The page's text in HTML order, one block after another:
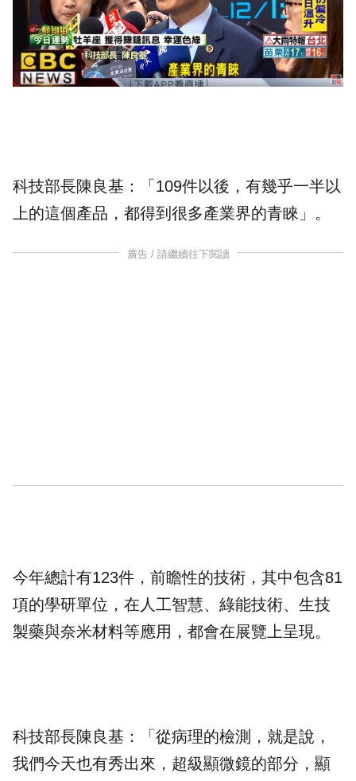
科技部長陳良基 ：「109件以後，有幾乎一半以
上的這個產品，都得到很多產業界的青睞」。
廣告 / 請繼續往下閱讀
今年總計有123件，前瞻性的技術，其中包含81
項的學研單位，在人工智慧、綠能技術、生技
製藥與奈米材料等應用，都會在展覽上呈現。
科技部長陳良基：「從病理的檢測，就是說，
我們今天也有秀出來，超級顯微鏡的部分，顯